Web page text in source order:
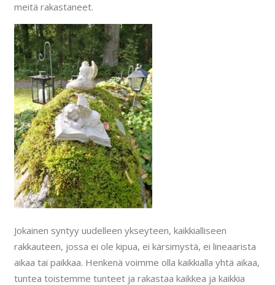
meitä rakastaneet.
Jokainen syntyy uudelleen ykseyteen, kaikkialliseen
rakkauteen, jossa ei ole kipua, ei kärsimystä, ei lineaarista
aikaa tai paikkaa. Henkenä voimme olla kaikkialla yhtä aikaa,
tuntea toistemme tunteet ja rakastaa kaikkea ja kaikkia